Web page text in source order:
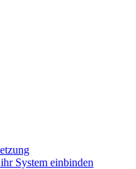
System einbinden